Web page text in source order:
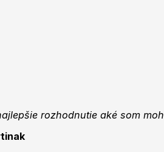
rozhodnutie aké som